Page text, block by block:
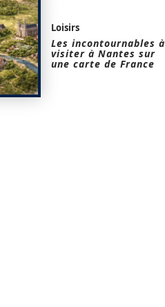
Loisirs
Les incontournables à
visiter à Nantes sur
une carte de France